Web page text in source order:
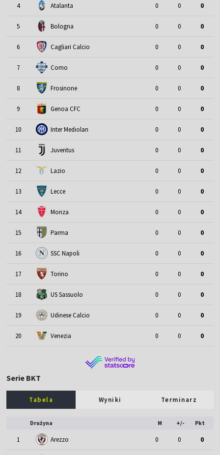
4 Atalanta 0 0 0
5 Bologna 0 0 0
6 Cagliari Calcio 0 0 0
7 Como 0 0 0
8 Frosinone 0 0 0
9 Genoa CFC 0 0 0
10 Inter Mediolan 0 0 0
11 Juventus 0 0 0
12 Lazio 0 0 0
13 Lecce 0 0 0
14 Monza 0 0 0
15 Parma 0 0 0
16 SSC Napoli 0 0 0
17 Torino 0 0 0
18 US Sassuolo 0 0 0
19 Udinese Calcio 0 0 0
20 Venezia 0 0 0
Serie BKT
Tabela Wyniki Terminarz
Drużyna M +/- Pkt
1 Arezzo 0 0 0